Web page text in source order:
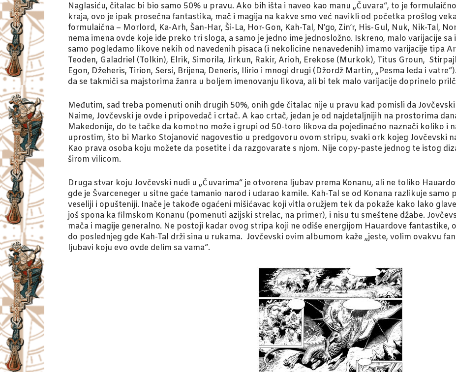
Naglasiću, čitalac bi bio samo 50% u pravu. Ako bih išta i naveo kao manu „Čuvara“, to je
kraja, ovo je ipak prosečna fantastika, mač i magija na kakve smo već navikli od početka prošlog
formulaična – Morlord, Ka-Arh, Šan-Har, Ši-La, Hor-Gon, Kah-Tal, N’go, Zin’r, His-Gul, Nuk, Nik-Tal,
nema imena ovde koje ide preko tri sloga, a samo je jedno ime jednosložno. Iskreno, malo varijacije
samo pogledamo likove nekih od navedenih pisaca (i nekolicine nenavedenih) imamo varijacije tipa
Teoden, Galadriel (Tolkin), Elrik, Simorila, Jirkun, Rakir, Arioh, Erekose (Murkok), Titus Groun,
Egon, Džeheris, Tirion, Sersi, Brijena, Deneris, Ilirio i mnogi drugi (Džordž Martin, „Pesma leda i
da se takmiči sa majstorima žanra u boljem imenovanju likova, ali bi tek malo varijacije doprinelo
Međutim, sad treba pomenuti onih drugih 50%, onih gde čitalac nije u pravu kad pomisli da Jovčevski
Naime, Jovčevski je ovde i pripovedač i crtač. A kao crtač, jedan je od najdetaljnijih na prostorima
Makedonije, do te tačke da komotno može i grupi od 50-toro likova da pojedinačno naznači koliko i
uprostim, što bi Marko Stojanović nagovestio u predgovoru ovom stripu, svaki ork kojeg Jovčevski
Kao prava osoba koju možete da posetite i da razgovarate s njom. Nije copy-paste jednog te istog
širom vilicom.
Druga stvar koju Jovčevski nudi u „Čuvarima“ je otvorena ljubav prema Konanu, ali ne toliko
gde je Švarceneger u sitne gaće tamanio narod i udarao kamile. Kah-Tal se od Konana razlikuje
veseliji i opušteniji. Inače je takođe ogaćeni mišićavac koji vitla oružjem tek da pokaže kako lako
još spona ka filmskom Konanu (pomenuti azijski strelac, na primer), i nisu tu smeštene džabe.
mača i magije generalno. Ne postoji kadar ovog stripa koji ne odiše energijom Hauardove
do poslednjeg gde Kah-Tal drži sina u rukama. Jovčevski ovim albumom kaže „jeste, volim ovakvu
ljubavi koju evo ovde delim sa vama“.